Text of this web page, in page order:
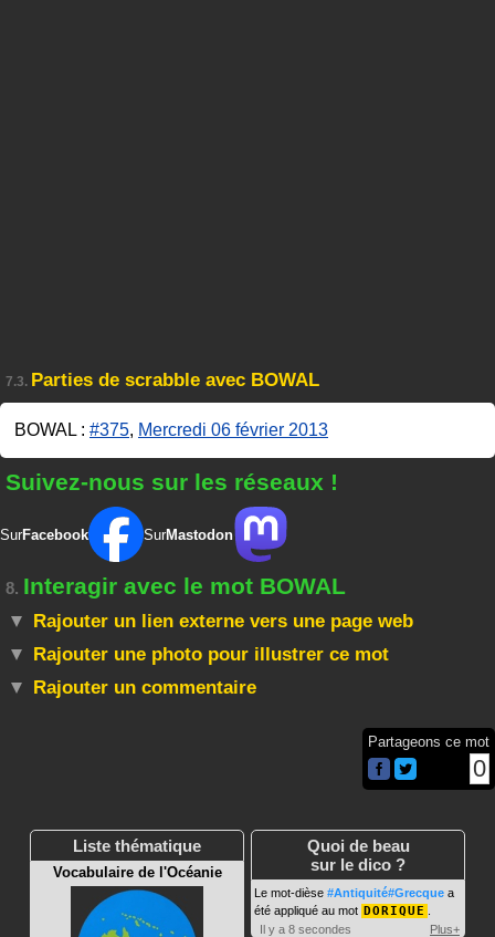
7.3. Parties de scrabble avec BOWAL
BOWAL : #375, Mercredi 06 février 2013
Suivez-nous sur les réseaux !
SurFacebook SurMastodon
8. Interagir avec le mot BOWAL
Rajouter un lien externe vers une page web
Rajouter une photo pour illustrer ce mot
Rajouter un commentaire
Partageons ce mot
0
Liste thématique
Vocabulaire de l'Océanie
Quoi de beau
sur le dico ?
Le mot-dièse #Antiquité#Grecque a
été appliqué au mot DORIQUE
Il y a 8 secondes
Plus+